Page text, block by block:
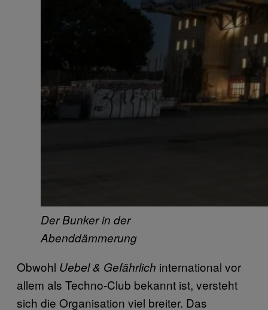
Der Bunker in der
Abenddämmerung
Obwohl Uebel & Gefährlich international vor
allem als Techno-Club bekannt ist, versteht
sich die Organisation viel breiter. Das